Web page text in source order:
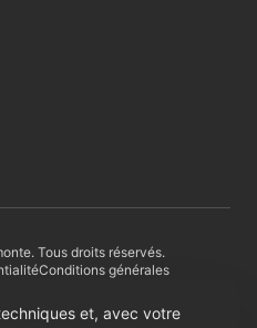
Tous droits réservés.
Conditions générales
et, avec votre